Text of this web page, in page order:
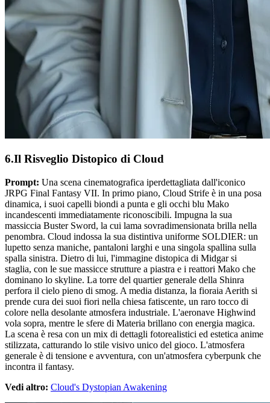
6.Il Risveglio Distopico di Cloud
Prompt: Una scena cinematografica iperdettagliata dall'iconico
JRPG Final Fantasy VII. In primo piano, Cloud Strife è in una posa
dinamica, i suoi capelli biondi a punta e gli occhi blu Mako
incandescenti immediatamente riconoscibili. Impugna la sua
massiccia Buster Sword, la cui lama sovradimensionata brilla nella
penombra. Cloud indossa la sua distintiva uniforme SOLDIER: un
lupetto senza maniche, pantaloni larghi e una singola spallina sulla
spalla sinistra. Dietro di lui, l'immagine distopica di Midgar si
staglia, con le sue massicce strutture a piastra e i reattori Mako che
dominano lo skyline. La torre del quartier generale della Shinra
perfora il cielo pieno di smog. A media distanza, la fioraia Aerith si
prende cura dei suoi fiori nella chiesa fatiscente, un raro tocco di
colore nella desolante atmosfera industriale. L'aeronave Highwind
vola sopra, mentre le sfere di Materia brillano con energia magica.
La scena è resa con un mix di dettagli fotorealistici ed estetica anime
stilizzata, catturando lo stile visivo unico del gioco. L'atmosfera
generale è di tensione e avventura, con un'atmosfera cyberpunk che
incontra il fantasy.
Vedi altro: Cloud's Dystopian Awakening